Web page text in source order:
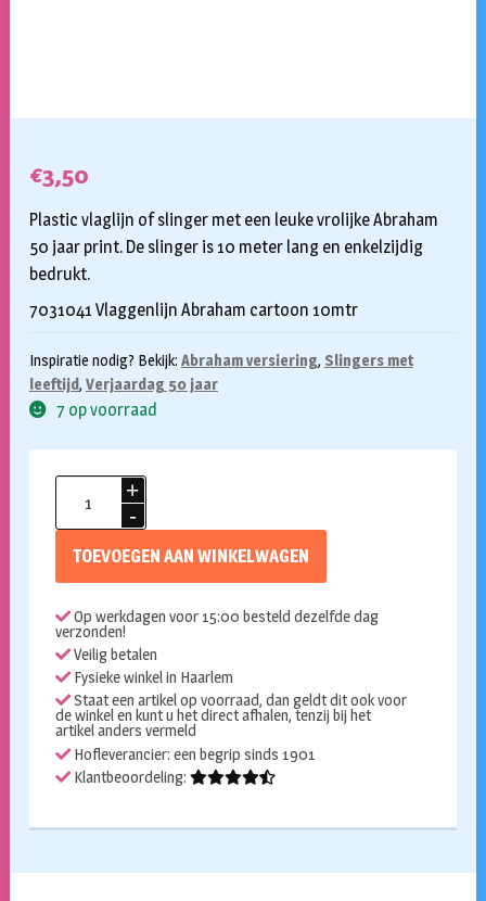
€3,50
Plastic vlaglijn of slinger met een leuke vrolijke Abraham
50 jaar print. De slinger is 10 meter lang en enkelzijdig
bedrukt.
7031041 Vlaggenlijn Abraham cartoon 10mtr
Inspiratie nodig? Bekijk: Abraham versiering, Slingers met
leeftijd, Verjaardag 50 jaar
7 op voorraad
Vlaggenlijn
Abraham
TOEVOEGEN AAN WINKELWAGEN
Op werkdagen voor 15:00 besteld dezelfde dag
verzonden!
Veilig betalen
Fysieke winkel in Haarlem
Staat een artikel op voorraad, dan geldt dit ook voor
de winkel en kunt u het direct afhalen, tenzij bij het
artikel anders vermeld
Hofleverancier: een begrip sinds 1901
Klantbeoordeling: